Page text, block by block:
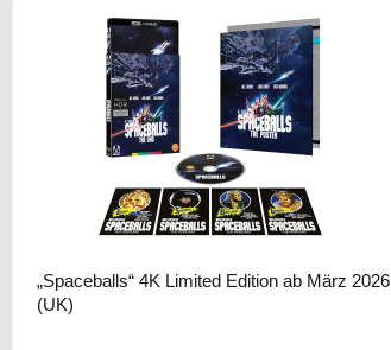
„Spaceballs“ 4K Limited Edition ab März 2026
(UK)